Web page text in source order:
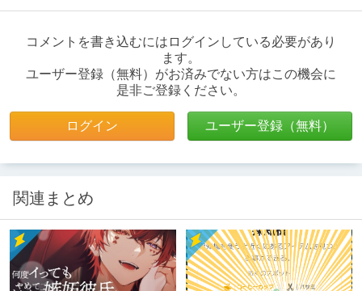
コメントを書き込むにはログインしている必要があり
ます。
ユーザー登録（無料）がお済みでない方はこの機会に
是非ご登録ください。
ログイン ユーザー登録（無料）
関連まとめ